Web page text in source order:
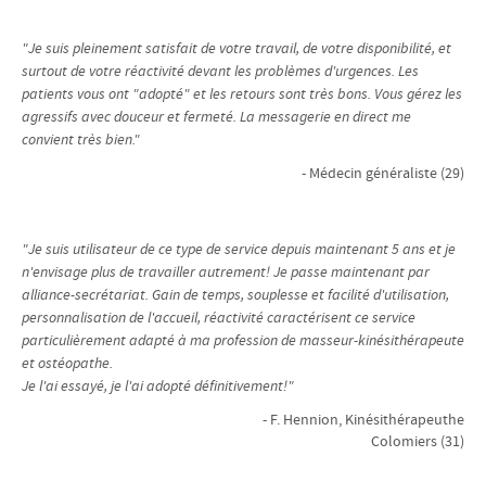
"Je suis pleinement satisfait de votre travail, de votre disponibilité, et
surtout de votre réactivité devant les problèmes d'urgences. Les
patients vous ont "adopté" et les retours sont très bons. Vous gérez les
agressifs avec douceur et fermeté. La messagerie en direct me
convient très bien."
- Médecin généraliste (29)
"Je suis utilisateur de ce type de service depuis maintenant 5 ans et je
n'envisage plus de travailler autrement! Je passe maintenant par
alliance-secrétariat. Gain de temps, souplesse et facilité d'utilisation,
personnalisation de l'accueil, réactivité caractérisent ce service
particulièrement adapté à ma profession de masseur-kinésithérapeute
et ostéopathe.
Je l'ai essayé, je l'ai adopté définitivement!"
- F. Hennion, Kinésithérapeuthe
Colomiers (31)